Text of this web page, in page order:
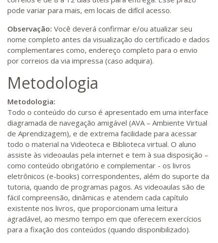
pode variar para mais, em locais de difícil acesso.
Observação: Você deverá confirmar e/ou atualizar seu
nome completo antes da visualização do certificado e dados
complementares como, endereço completo para o envio
por correios da via impressa (caso adquira).
Metodologia
Metodologia:
Todo o conteúdo do curso é apresentado em uma interface
diagramada de navegação amigável (AVA – Ambiente Virtual
de Aprendizagem), e de extrema facilidade para acessar
todo o material na Videoteca e Biblioteca virtual. O aluno
assiste às videoaulas pela internet e tem à sua disposição –
como conteúdo obrigatório e complementar - os livros
eletrônicos (e-books) correspondentes, além do suporte da
tutoria, quando de programas pagos. As videoaulas são de
fácil compreensão, dinâmicas e atendem cada capítulo
existente nos livros, que proporcionam uma leitura
agradável, ao mesmo tempo em que oferecem exercícios
para a fixação dos conteúdos (quando disponibilizado).